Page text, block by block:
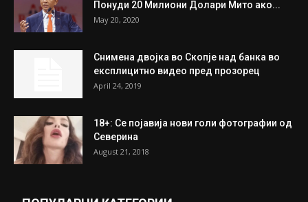
Понуди 20 Милиони Долари Мито ако...
May 20, 2020
Снимена двојка во Скопје над банка во
експлицитно видео пред прозорец
April 24, 2019
18+: Се појавија нови голи фотографии од
Северина
August 21, 2018